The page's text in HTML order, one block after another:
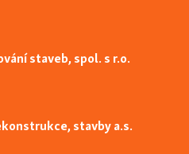
staveb, spol. s r.o.
stavby a.s.